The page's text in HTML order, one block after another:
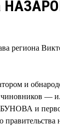
региона
и
—
и